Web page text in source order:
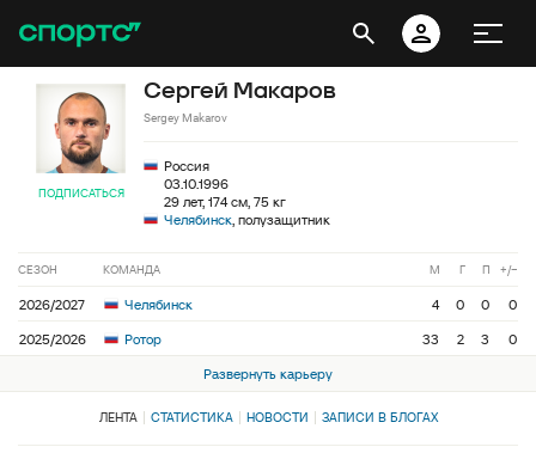
ПОДПИСАТЬСЯ
Сергей Макаров
Sergey Makarov
Россия
03.10.1996
29 лет, 174 см, 75 кг
Челябинск, полузащитник
СЕЗОН КОМАНДА М Г П +/−
2026/2027 Челябинск 4 0 0
0
2025/2026
Ротор 33 2 3
0
Развернуть карьеру
ЛЕНТА СТАТИСТИКА НОВОСТИ ЗАПИСИ В БЛОГАХ